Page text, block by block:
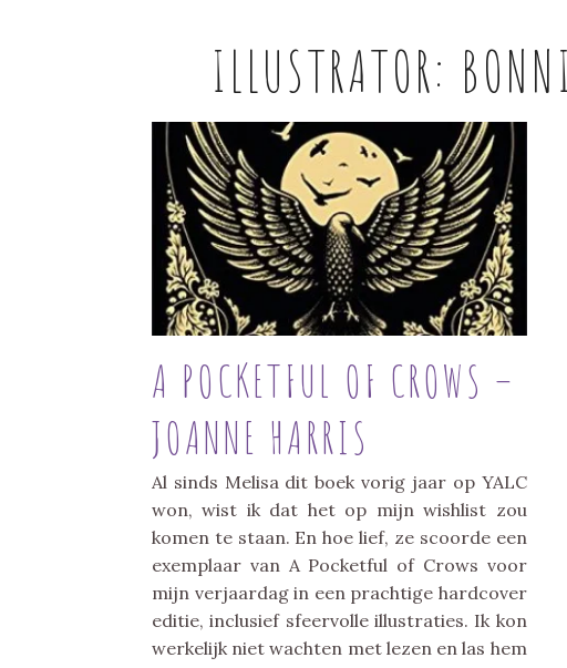
ILLUSTRATOR:
A POCKETFUL OF CROWS –
JOANNE HARRIS
Al sinds Melisa dit boek vorig jaar op YALC
won, wist ik dat het op mijn wishlist zou
komen te staan. En hoe lief, ze scoorde een
exemplaar van A Pocketful of Crows voor
mijn verjaardag in een prachtige hardcover
editie, inclusief sfeervolle illustraties. Ik kon
werkelijk niet wachten met lezen en las hem